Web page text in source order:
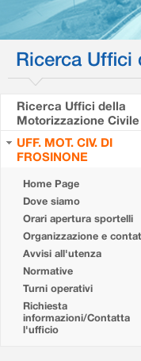
Ricerca Uffici
Ricerca Uffici della
Motorizzazione Civile
UFF. MOT. CIV. DI
FROSINONE
Home Page
Dove siamo
Orari apertura sportelli
Organizzazione e
Avvisi all'utenza
Normative
Turni operativi
Richiesta
informazioni/Contatta
l'ufficio